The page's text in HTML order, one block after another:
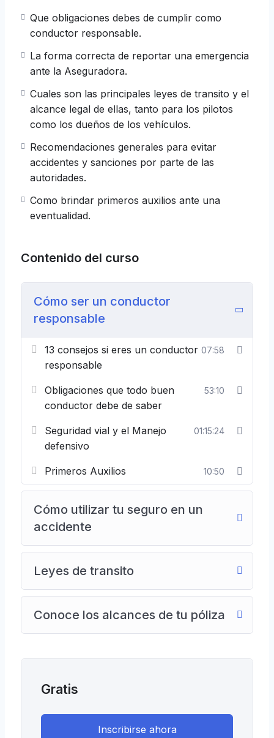
Que obligaciones debes de cumplir como
conductor responsable.
La forma correcta de reportar una emergencia
ante la Aseguradora.
Cuales son las principales leyes de transito y el
alcance legal de ellas, tanto para los pilotos
como los dueños de los vehículos.
Recomendaciones generales para evitar
accidentes y sanciones por parte de las
autoridades.
Como brindar primeros auxilios ante una
eventualidad.
Contenido del curso
Cómo ser un conductor
responsable
13 consejos si eres un conductor
responsable
07:58
Obligaciones que todo buen
conductor debe de saber
53:10
Seguridad vial y el Manejo
defensivo
01:15:24
Primeros Auxilios 10:50
Cómo utilizar tu seguro en un
accidente
Leyes de transito
Conoce los alcances de tu póliza
Gratis
Inscribirse ahora